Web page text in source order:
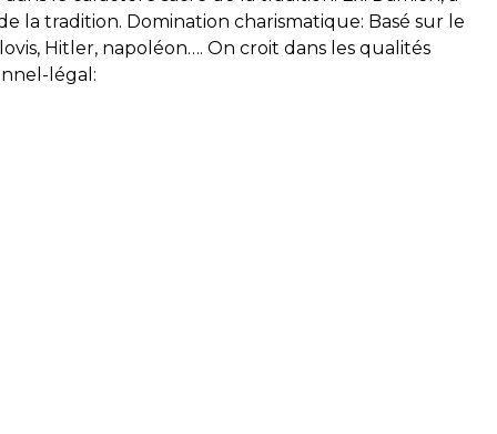
la tradition. Domination charismatique: Basé sur le
Hitler, napoléon…. On croit dans les qualités
légal: